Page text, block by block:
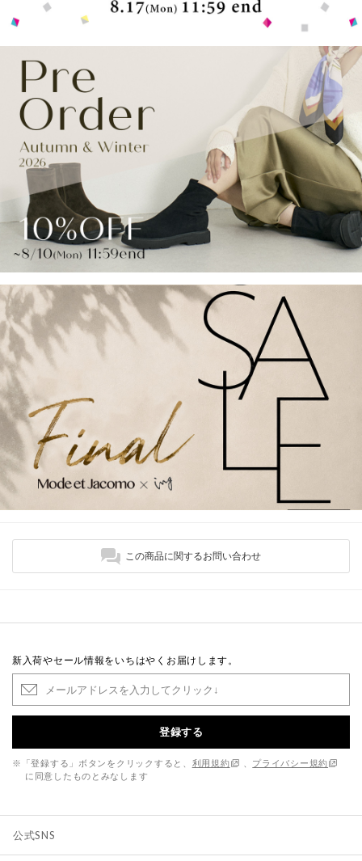
この商品に関するお問い合わせ
新入荷やセール情報をいちはやくお届けします。
登録する
※「登録する」ボタンをクリックすると、 利用規約
プライバシー規約
に同意したものとみなします
公式SNS